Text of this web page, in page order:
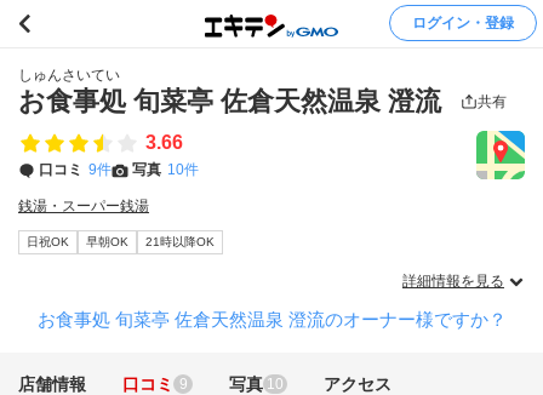
ログイン・登録
しゅんさいてい
お食事処 旬菜亭 佐倉天然温泉 澄流 共有
3.66
口コミ 9件 写真 10件
銭湯・スーパー銭湯
日祝OK 早朝OK 21時以降OK
詳細情報を見る
お食事処 旬菜亭 佐倉天然温泉 澄流のオーナー様ですか？
店舗情報 口コミ 9 写真 10 アクセス